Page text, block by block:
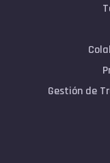
Gestión de